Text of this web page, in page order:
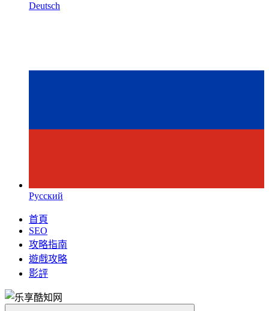
Deutsch
Русский
首頁
SEO
攻略指南
遊戲攻略
影評